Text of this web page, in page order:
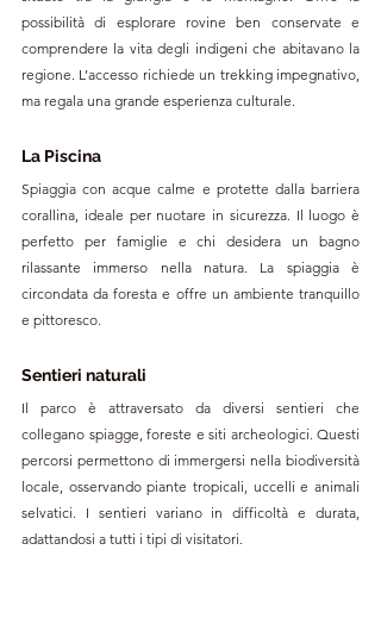
possibilità di esplorare rovine ben conservate e
comprendere la vita degli indigeni che abitavano la
regione. L’accesso richiede un trekking impegnativo,
ma regala una grande esperienza culturale.
La Piscina
Spiaggia con acque calme e protette dalla barriera
corallina, ideale per nuotare in sicurezza. Il luogo è
perfetto per famiglie e chi desidera un bagno
rilassante immerso nella natura. La spiaggia è
circondata da foresta e offre un ambiente tranquillo
e pittoresco.
Sentieri naturali
Il parco è attraversato da diversi sentieri che
collegano spiagge, foreste e siti archeologici. Questi
percorsi permettono di immergersi nella biodiversità
locale, osservando piante tropicali, uccelli e animali
selvatici. I sentieri variano in difficoltà e durata,
adattandosi a tutti i tipi di visitatori.